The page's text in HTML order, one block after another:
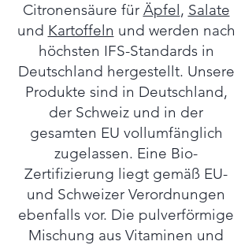
Citronensäure für Äpfel, Salate
und Kartoffeln und werden nach
höchsten IFS-Standards in
Deutschland hergestellt. Unsere
Produkte sind in Deutschland,
der Schweiz und in der
gesamten EU vollumfänglich
zugelassen. Eine Bio-
Zertifizierung liegt gemäß EU-
und Schweizer Verordnungen
ebenfalls vor. Die pulverförmige
Mischung aus Vitaminen und